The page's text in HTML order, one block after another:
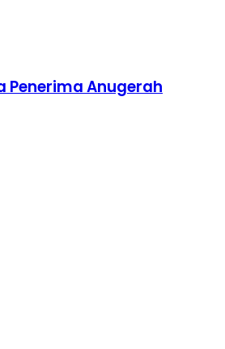
Penerima Anugerah